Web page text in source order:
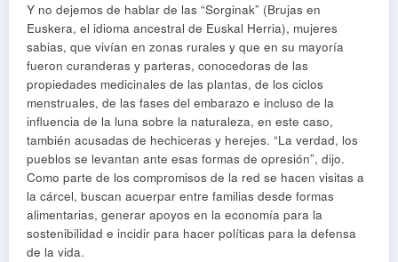
Y no dejemos de hablar de las “Sorginak” (Brujas en
Euskera, el idioma ancestral de Euskal Herria), mujeres
sabias, que vivían en zonas rurales y que en su mayoría
fueron curanderas y parteras, conocedoras de las
propiedades medicinales de las plantas, de los ciclos
menstruales, de las fases del embarazo e incluso de la
influencia de la luna sobre la naturaleza, en este caso,
también acusadas de hechiceras y herejes. “La verdad, los
pueblos se levantan ante esas formas de opresión”, dijo.
Como parte de los compromisos de la red se hacen visitas a
la cárcel, buscan acuerpar entre familias desde formas
alimentarias, generar apoyos en la economía para la
sostenibilidad e incidir para hacer políticas para la defensa
de la vida.